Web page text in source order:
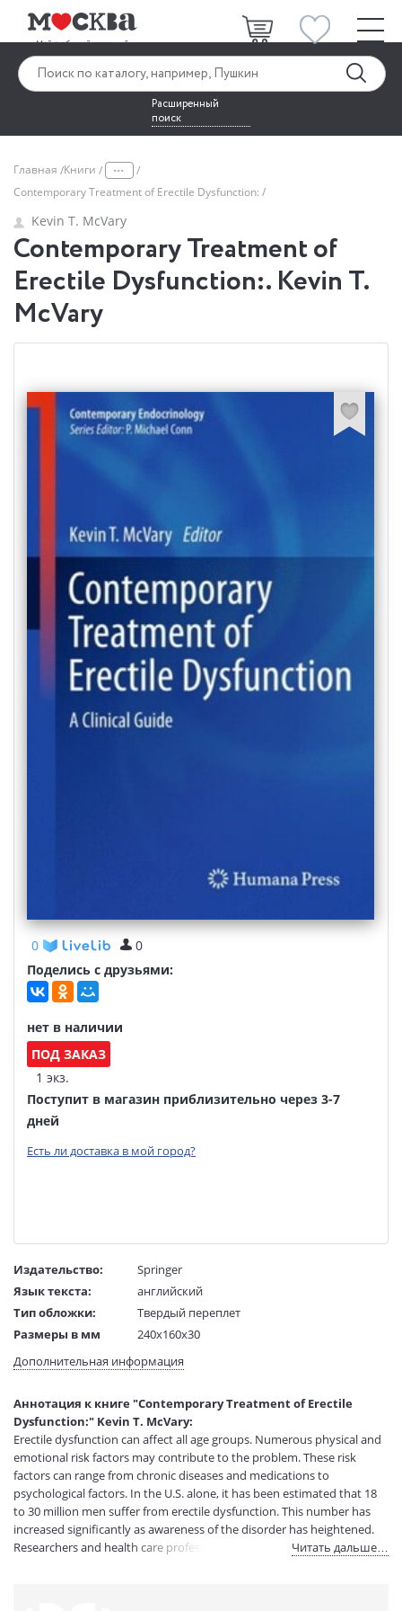
Расширенный
поиск
Главная Книги ...
Contemporary Treatment of Erectile Dysfunction:
Kevin T. McVary
Contemporary Treatment of
Erectile Dysfunction:. Kevin T.
McVary
0
0
Поделись с друзьями:
нет в наличии
ПОД ЗАКАЗ
1 экз.
Поступит в магазин приблизительно через 3-7
дней
Есть ли доставка в мой город?
Издательство:
Springer
Язык текста:
английский
Тип обложки:
Твердый переплет
Размеры в мм
240x160x30
Вес:
1 гр.
Код товара:
50028755
Артикул:
11481365
ISBN:
9781603275354
В продаже с:
08.04.2021
Дополнительная информация
Аннотация к книге "Contemporary Treatment of Erectile
Dysfunction:" Kevin T. McVary:
Erectile dysfunction can affect all age groups. Numerous physical and
emotional risk factors may contribute to the problem. These risk
factors can range from chronic diseases and medications to
psychological factors. In the U.S. alone, it has been estimated that 18
to 30 million men suffer from erectile dysfunction. This number has
increased significantly as awareness of the disorder has heightened.
Researchers and health care professionals now have a betterЧитать дальше…